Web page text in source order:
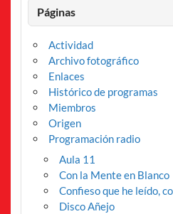
Páginas
Actividad
Archivo fotográfico
Enlaces
Histórico de programas
Miembros
Origen
Programación radio
Aula 11
Con la Mente en Blanco
Confieso que he leído,
Disco Añejo